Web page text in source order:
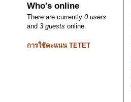
Who's online
There are currently0 users
and3 guests online.
การใช้คะแนน TETET